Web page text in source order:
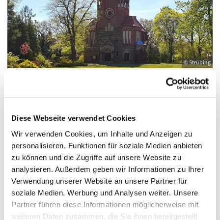
Diese Webseite verwendet Cookies
Wir verwenden Cookies, um Inhalte und Anzeigen zu
personalisieren, Funktionen für soziale Medien anbieten
zu können und die Zugriffe auf unsere Website zu
analysieren. Außerdem geben wir Informationen zu Ihrer
Verwendung unserer Website an unsere Partner für
soziale Medien, Werbung und Analysen weiter. Unsere
Partner führen diese Informationen möglicherweise mit
weiteren Daten zusammen, die Sie ihnen bereitgestellt
© Strübing
Mittwoch, 9. September 2026, 09:00 -
10:00 Uhr
St. Antonius, Eichwalde, Romanus Platz,
15732 Eichwalde